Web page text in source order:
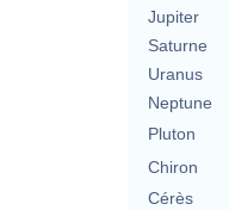
Jupiter
Saturne
Uranus
Neptune
Pluton
Chiron
Cérès